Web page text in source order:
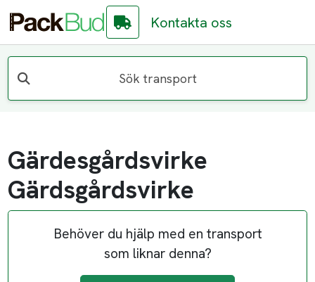
Kontakta oss
Sök transport
Gärdesgårdsvirke
Gärdsgårdsvirke
Behöver du hjälp med en transport
som liknar denna?